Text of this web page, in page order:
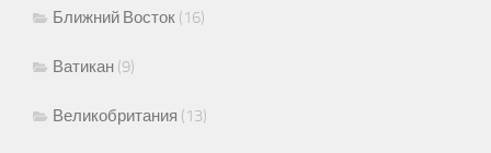
Ближний Восток (16)
Ватикан (9)
Великобритания (13)